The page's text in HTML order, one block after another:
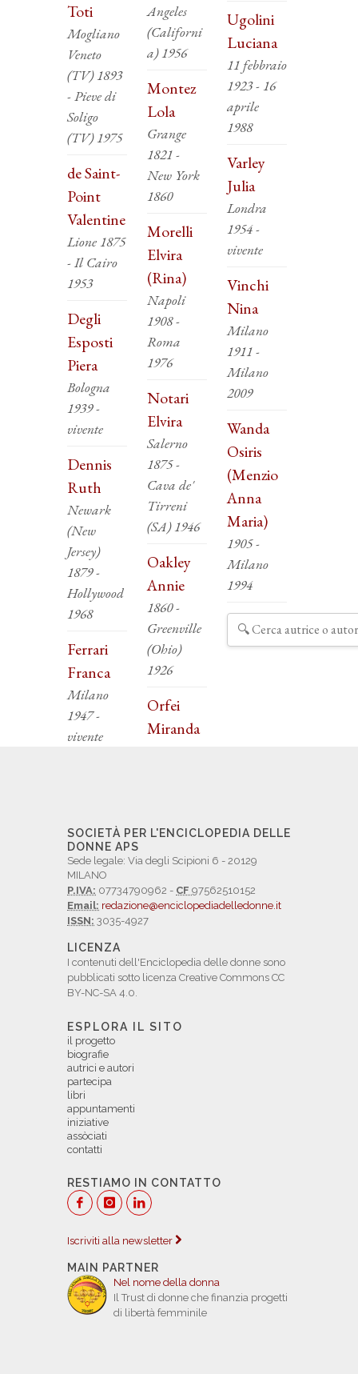
Toti
Mogliano
Veneto
(TV) 1893
- Pieve di
Soligo
(TV) 1975
de Saint-
Point
Valentine
Lione 1875
- Il Cairo
1953
Degli
Esposti
Piera
Bologna
1939 -
vivente
Dennis
Ruth
Newark
(New
Jersey)
1879 -
Hollywood
1968
Ferrari
Franca
Milano
1947 -
vivente
Angeles
(Californi
a) 1956
Montez
Lola
Grange
1821 -
New York
1860
Morelli
Elvira
(Rina)
Napoli
1908 -
Roma
1976
Notari
Elvira
Salerno
1875 -
Cava de'
Tirreni
(SA) 1946
Oakley
Annie
1860 -
Greenville
(Ohio)
1926
Orfei
Miranda
Ugolini
Luciana
11 febbraio
1923 - 16
aprile
1988
Varley
Julia
Londra
1954 -
vivente
Vinchi
Nina
Milano
1911 -
Milano
2009
Wanda
Osiris
(Menzio
Anna
Maria)
1905 -
Milano
1994
SOCIETÀ PER L'ENCICLOPEDIA DELLE
DONNE APS
Sede legale: Via degli Scipioni 6 - 20129
MILANO
P.IVA: 07734790962 - CF 97562510152
Email: redazione@enciclopediadelledonne.it
ISSN: 3035-4927
LICENZA
I contenuti dell'Enciclopedia delle donne sono
pubblicati sotto licenza Creative Commons CC
BY-NC-SA 4.0.
ESPLORA IL SITO
il progetto
biografie
autrici e autori
partecipa
libri
appuntamenti
iniziative
assòciati
contatti
RESTIAMO IN CONTATTO
Iscriviti alla newsletter
MAIN PARTNER
Nel nome della donna
Il Trust di donne che finanzia progetti
di libertà femminile